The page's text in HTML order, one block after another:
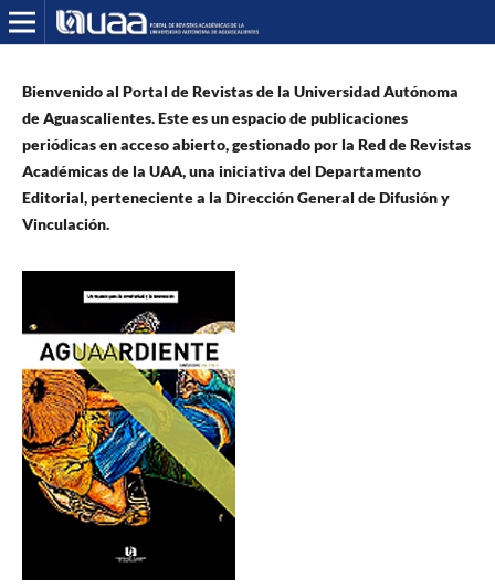
Bienvenido al Portal de Revistas de la Universidad Autónoma
de Aguascalientes. Este es un espacio de publicaciones
periódicas en acceso abierto, gestionado por la Red de Revistas
Académicas de la UAA, una iniciativa del Departamento
Editorial, perteneciente a la Dirección General de Difusión y
Vinculación.